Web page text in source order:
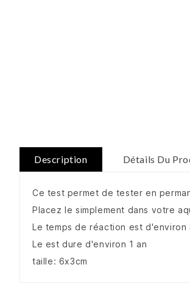
Description Détails Du
Ce test permet de tester en
Placez le simplement dans votre
Le temps de réaction est d'environ
Le est dure d'environ 1 an
taille: 6x3cm